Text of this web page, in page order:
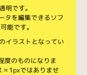
明です。
タを編集できるソフ
能です。
イラストとなってい
度のものになりま
1pxではありませ